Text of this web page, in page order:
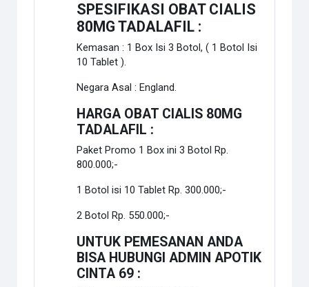
SPESIFIKASI OBAT CIALIS
80MG TADALAFIL :
Kemasan : 1 Box Isi 3 Botol, ( 1 Botol Isi
10 Tablet ).
Negara Asal : England.
HARGA OBAT CIALIS 80MG
TADALAFIL :
Paket Promo 1 Box ini 3 Botol Rp.
800.000;-
1 Botol isi 10 Tablet Rp. 300.000;-
2 Botol Rp. 550.000;-
UNTUK PEMESANAN ANDA
BISA HUBUNGI ADMIN APOTIK
CINTA 69 :